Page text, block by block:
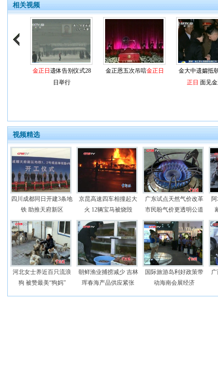
相关视频
金正日 遗体告别仪式28
日举行
金正恩五次吊唁金正日
金大中遗孀抵
正日 面见
视频精选
四川成都同日开建3条地
铁 助推天府新区
京昆高速四车相撞起大
火 12辆宝马被烧毁
广东试点天然气价改革
市民盼气价更透明公道
河北女士养近百只流浪
狗 被赞最美“狗妈”
朝鲜渔业捕捞减少 吉林
珲春海产品供应紧张
国际旅游岛利好政策带
动海南会展经济